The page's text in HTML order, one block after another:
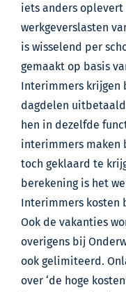
iets anders oplevert
werkgeverslasten
is wisselend per
gemaakt op basis
Interimmers
dagdelen
hen in dezelfde
interimmers maken
toch geklaard te
berekening is het
Interimmers kosten
Ook de vakanties
overigens bij
ook gelimiteerd.
over ‘de hoge